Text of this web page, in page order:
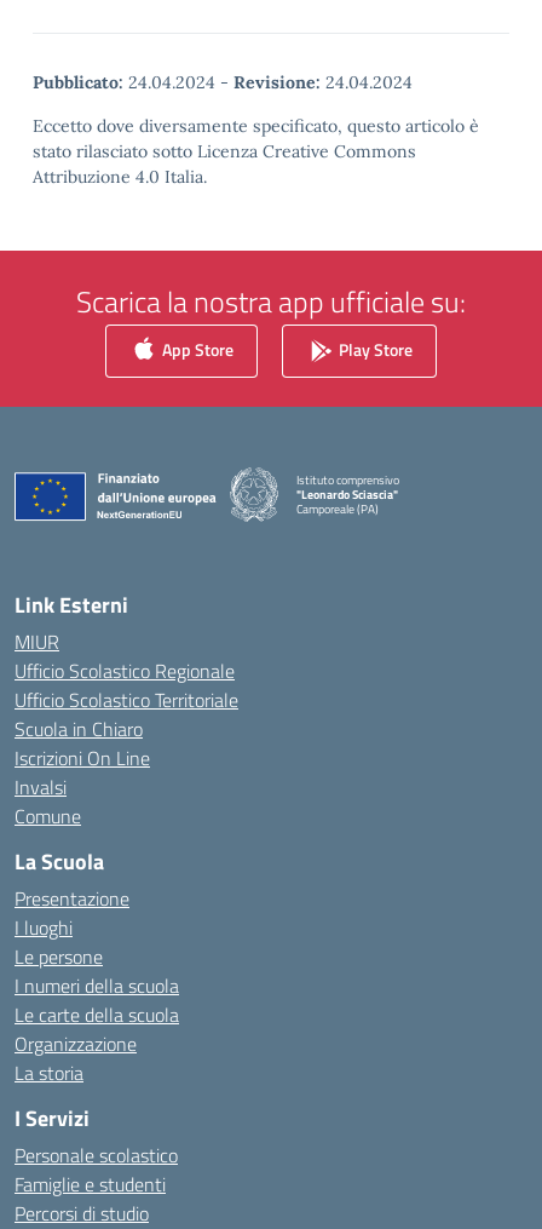
Pubblicato: 24.04.2024 - Revisione: 24.04.2024
Eccetto dove diversamente specificato, questo articolo è
stato rilasciato sotto Licenza Creative Commons
Attribuzione 4.0 Italia.
Scarica la nostra app ufficiale su:
App Store Play Store
Istituto comprensivo
"Leonardo Sciascia"
Camporeale (PA)
— Visita la pagina iniziale della scuola
Link Esterni
MIUR
Ufficio Scolastico Regionale
Ufficio Scolastico Territoriale
Scuola in Chiaro
Iscrizioni On Line
Invalsi
Comune
La Scuola
Presentazione
I luoghi
Le persone
I numeri della scuola
Le carte della scuola
Organizzazione
La storia
I Servizi
Personale scolastico
Famiglie e studenti
Percorsi di studio